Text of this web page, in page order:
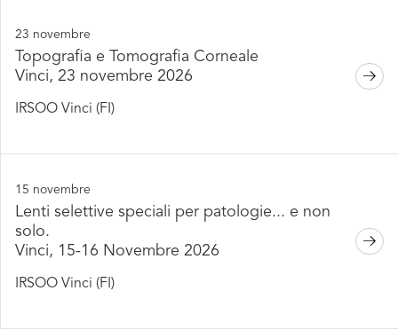
23 novembre
Topografia e Tomografia Corneale
Vinci, 23 novembre 2026
IRSOO Vinci (FI)
15 novembre
Lenti selettive speciali per patologie... e non
solo.
Vinci, 15-16 Novembre 2026
IRSOO Vinci (FI)